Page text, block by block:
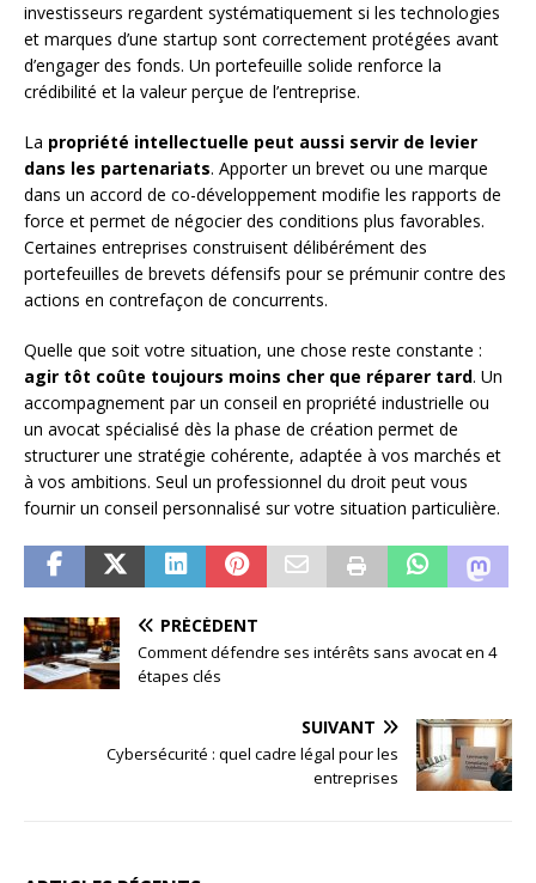
investisseurs regardent systématiquement si les technologies
et marques d’une startup sont correctement protégées avant
d’engager des fonds. Un portefeuille solide renforce la
crédibilité et la valeur perçue de l’entreprise.
La propriété intellectuelle peut aussi servir de levier
dans les partenariats. Apporter un brevet ou une marque
dans un accord de co-développement modifie les rapports de
force et permet de négocier des conditions plus favorables.
Certaines entreprises construisent délibérément des
portefeuilles de brevets défensifs pour se prémunir contre des
actions en contrefaçon de concurrents.
Quelle que soit votre situation, une chose reste constante :
agir tôt coûte toujours moins cher que réparer tard. Un
accompagnement par un conseil en propriété industrielle ou
un avocat spécialisé dès la phase de création permet de
structurer une stratégie cohérente, adaptée à vos marchés et
à vos ambitions. Seul un professionnel du droit peut vous
fournir un conseil personnalisé sur votre situation particulière.
PRÉCÉDENT
Comment défendre ses intérêts sans avocat en 4
étapes clés
SUIVANT
Cybersécurité : quel cadre légal pour les
entreprises